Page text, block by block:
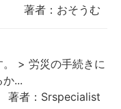
著者：おそうむ
> 労災の手続きに
...
著者：Srspecialist